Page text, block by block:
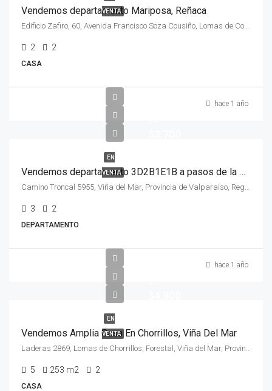
VENTA
Vendemos departamento Mariposa, Reñaca
Edificio Zafiro, 60, Avenida Francisco Soza Cousiño, Lomas de Cochoa, Viña del Mar, Provincia de Valparaíso, Región de Valparaíso, 2511525, Chile
2 2
CASA
hace 1 año
EN
VENTA Vendemos departamento 3D2B1E1B a pasos de la UTFSM, Viña del Mar
Camino Troncal 5955, Viña del Mar, Provincia de Valparaíso, Región de Valparaíso, 2562126, Chile
3 2
DEPARTAMENTO
hace 1 año
EN
VENTA
Vendemos Amplia Casa En Chorrillos, Viña Del Mar
Laderas 2869, Lomas de Chorrillos, Forestal, Viña del Mar, Provincia de Valparaíso, Región de Valparaíso, 2520000, Chile
5 253 m2 2
CASA